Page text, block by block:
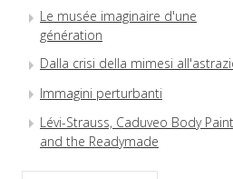
Le musée imaginaire d'une
génération
Dalla crisi della mimesi
Immagini perturbanti
Lévi-Strauss, Caduveo Body
and the Readymade
Magazzino dell'immemoriale